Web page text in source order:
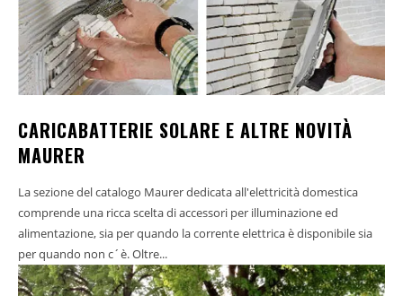
CARICABATTERIE SOLARE E ALTRE NOVITÀ
MAURER
La sezione del catalogo Maurer dedicata all'elettricità domestica
comprende una ricca scelta di accessori per illuminazione ed
alimentazione, sia per quando la corrente elettrica è disponibile sia
per quando non c´è. Oltre...